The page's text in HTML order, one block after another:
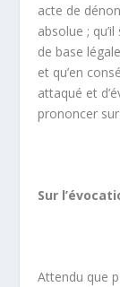
acte de
absolue ;
de base
et qu’en
attaqué et
prononcer
Sur
Attendu que